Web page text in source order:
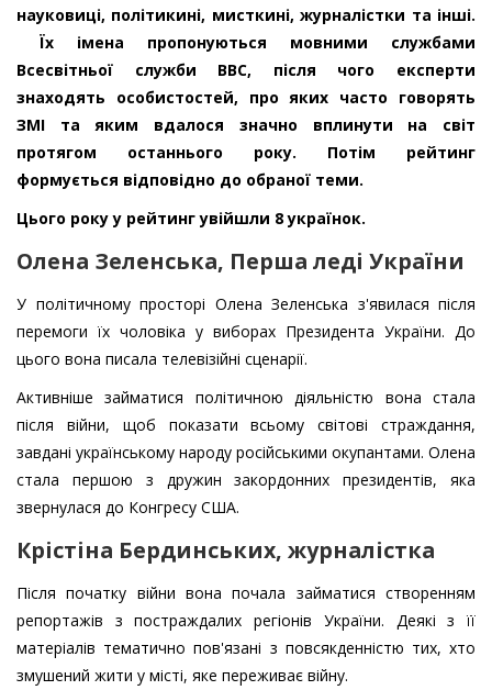
науковиці, політикині, мисткині, журналістки та інші.
Їх імена пропонуються мовними службами
Всесвітньої служби ВВС, після чого експерти
знаходять особистостей, про яких часто говорять
ЗМІ та яким вдалося значно вплинути на світ
протягом останнього року. Потім рейтинг
формується відповідно до обраної теми.
Цього року у рейтинг увійшли 8 українок.
Олена Зеленська, Перша леді України
У політичному просторі Олена Зеленська з'явилася після
перемоги їх чоловіка у виборах Президента України. До
цього вона писала телевізійні сценарії.
Активніше займатися політичною діяльністю вона стала
після війни, щоб показати всьому світові страждання,
завдані українському народу російськими окупантами. Олена
стала першою з дружин закордонних президентів, яка
звернулася до Конгресу США.
Крістіна Бердинських, журналістка
Після початку війни вона почала займатися створенням
репортажів з постраждалих регіонів України. Деякі з її
матеріалів тематично пов'язані з повсякденністю тих, хто
змушений жити у місті, яке переживає війну.